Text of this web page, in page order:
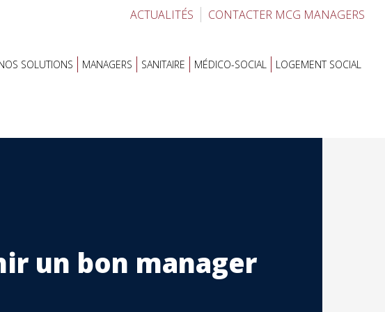
ACTUALITÉS CONTACTER MCG MANAGERS
SOLUTIONS MANAGERS SANITAIRE MÉDICO-SOCIAL LOGEMENT SOCIAL
un bon manager